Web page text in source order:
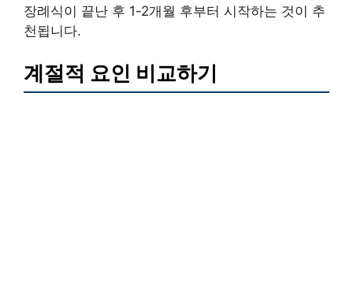
장례식이 끝난 후 1-2개월 후부터 시작하는 것이 추
천됩니다.
계절적 요인 비교하기